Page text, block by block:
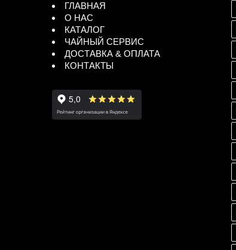
ГЛАВНАЯ
О НАС
КАТАЛОГ
ЧАЙНЫЙ СЕРВИС
ДОСТАВКА & ОПЛАТА
КОНТАКТЫ